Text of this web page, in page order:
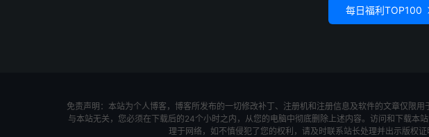
每日福利TOP100
免责声明：本站为个人博客，博客所发布的一切修改补丁、注册机和注册信息及软件的文章仅限
与本站无关，您必须在下载后的24个小时之内，从您的电脑中彻底删除上述内容。访问和下载
理于网络，如不慎侵犯了您的权利，请及时联系站长处理并出示版权